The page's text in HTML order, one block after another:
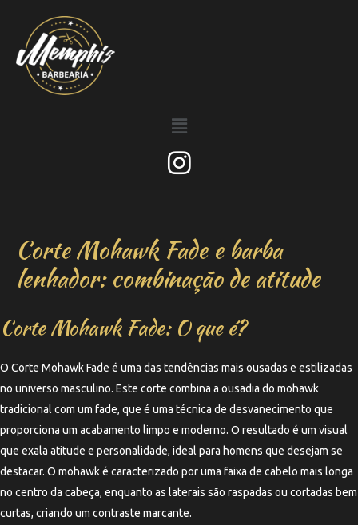
Corte Mohawk Fade e barba
lenhador: combinação de atitude
Corte Mohawk Fade: O que é?
O Corte Mohawk Fade é uma das tendências mais ousadas e estilizadas
no universo masculino. Este corte combina a ousadia do mohawk
tradicional com um fade, que é uma técnica de desvanecimento que
proporciona um acabamento limpo e moderno. O resultado é um visual
que exala atitude e personalidade, ideal para homens que desejam se
destacar. O mohawk é caracterizado por uma faixa de cabelo mais longa
no centro da cabeça, enquanto as laterais são raspadas ou cortadas bem
curtas, criando um contraste marcante.